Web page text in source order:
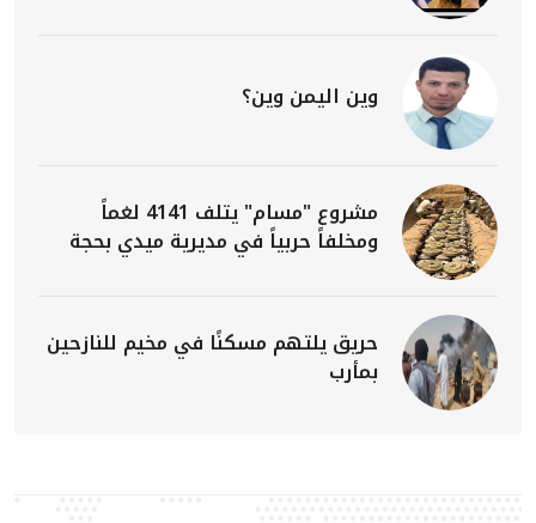
وين اليمن وين؟
مشروع "مسام" يتلف 4141 لغماً
ومخلفاً حربياً في مديرية ميدي بحجة
حريق يلتهم مسكنًا في مخيم للنازحين
بمأرب